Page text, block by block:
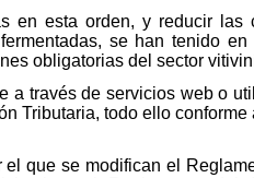
en esta orden, y reducir las
se han tenido
obligatorias del sector
a través de servicios web o
Tributaria, todo ello
que se modifican el